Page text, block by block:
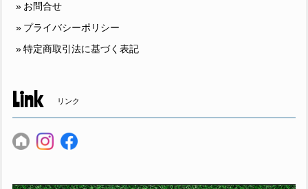
お問合せ
プライバシーポリシー
特定商取引法に基づく表記
Link リンク